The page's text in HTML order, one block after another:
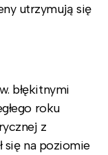
utrzymują się
błękitnymi
roku
z
się na poziomie